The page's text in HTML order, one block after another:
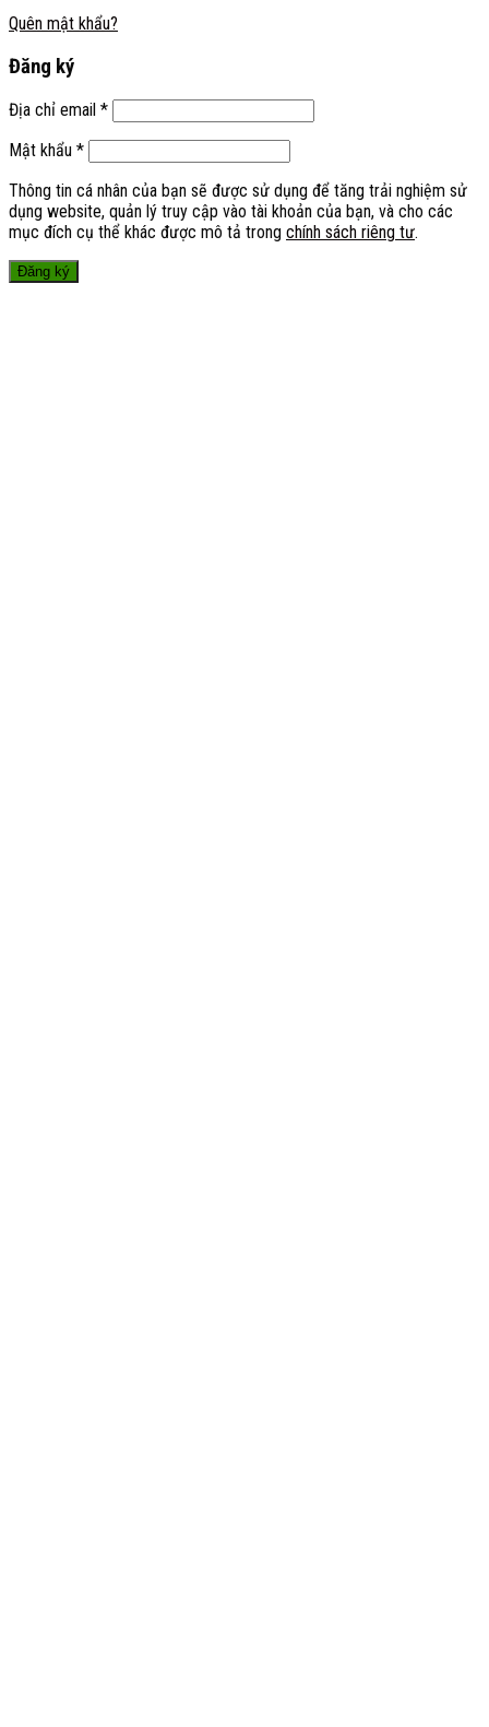
Quên mật khẩu?
Đăng ký
Địa chỉ email *
Mật khẩu *
Thông tin cá nhân của bạn sẽ được sử dụng để tăng trải nghiệm sử
dụng website, quản lý truy cập vào tài khoản của bạn, và cho các
mục đích cụ thể khác được mô tả trong chính sách riêng tư.
Đăng ký